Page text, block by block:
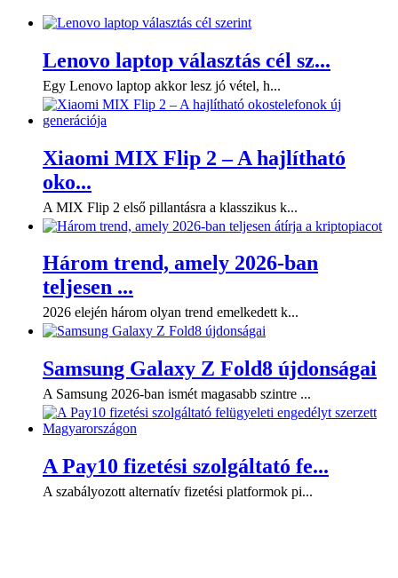
Lenovo laptop választás cél sz...
Egy Lenovo laptop akkor lesz jó vétel, h...
Xiaomi MIX Flip 2 – A hajlítható
oko...
A MIX Flip 2 első pillantásra a klasszikus k...
Három trend, amely 2026-ban
teljesen ...
2026 elején három olyan trend emelkedett k...
Samsung Galaxy Z Fold8 újdonságai
A Samsung 2026-ban ismét magasabb szintre ...
A Pay10 fizetési szolgáltató fe...
A szabályozott alternatív fizetési platformok pi...